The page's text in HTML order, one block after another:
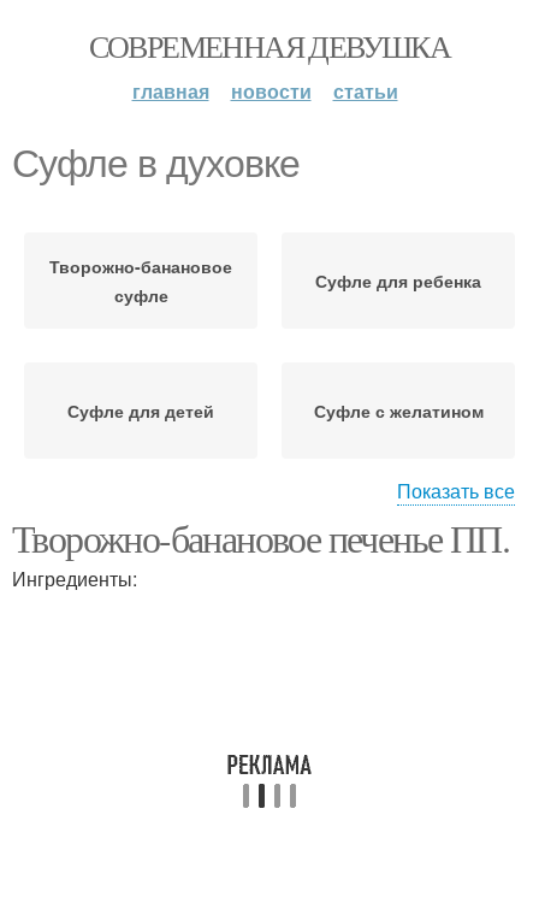
СОВРЕМЕННАЯ ДЕВУШКА
главная новости статьи
Суфле в духовке
Творожно-банановое
суфле
Суфле для ребенка
Суфле для детей Суфле с желатином
Творожное суфле
Показать все
Творожно-банановое печенье ПП.
Ингредиенты: